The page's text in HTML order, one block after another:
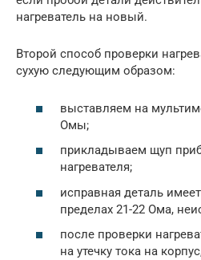
нагреватель на новый.
Второй способ проверки
сухую следующим образом:
выставляем на
Омы;
прикладываем щуп
нагревателя;
исправная деталь
пределах 21-22 Ома,
после проверки
на утечку тока на